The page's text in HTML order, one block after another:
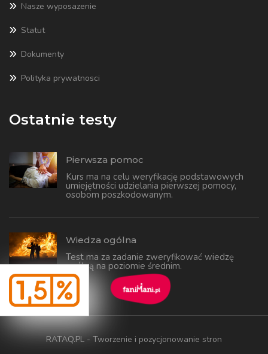
Nasze wyposazenie
Statut
Dokumenty
Polityka prywatnosci
Ostatnie testy
Pierwsza pomoc
Kurs ma na celu weryfikację podstawowych
umiejętności udzielania pierwszej pomocy,
osobom poszkodowanym.
Wiedza ogólna
Test ma za zadanie zweryfikować wiedzę
ogólną na poziomie średnim.
RATAQ.PL - Tworzenie i pozycjonowanie stron